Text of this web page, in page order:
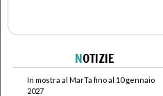
NOTIZIE
In mostra al MarTa fino al 10 gennaio
2027